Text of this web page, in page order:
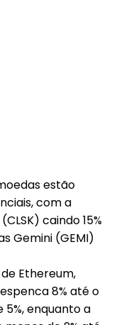
estão
com a
caindo 15%
Gemini (GEMI)
Ethereum,
8% até o
5%, enquanto a